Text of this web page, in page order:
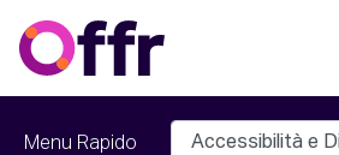
Menu Rapido